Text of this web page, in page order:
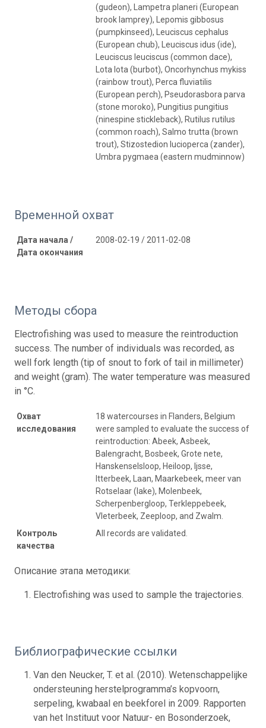
(gudeon), Lampetra planeri (European
brook lamprey), Lepomis gibbosus
(pumpkinseed), Leuciscus cephalus
(European chub), Leuciscus idus (ide),
Leuciscus leuciscus (common dace),
Lota lota (burbot), Oncorhynchus mykiss
(rainbow trout), Perca fluviatilis
(European perch), Pseudorasbora parva
(stone moroko), Pungitius pungitius
(ninespine stickleback), Rutilus rutilus
(common roach), Salmo trutta (brown
trout), Stizostedion lucioperca (zander),
Umbra pygmaea (eastern mudminnow)
Временной охват
Дата начала /
Дата окончания
2008-02-19 / 2011-02-08
Методы сбора
Electrofishing was used to measure the reintroduction
success. The number of individuals was recorded, as
well fork length (tip of snout to fork of tail in millimeter)
and weight (gram). The water temperature was measured
in °C.
Охват
исследования
18 watercourses in Flanders, Belgium
were sampled to evaluate the success of
reintroduction: Abeek, Asbeek,
Balengracht, Bosbeek, Grote nete,
Hanskenselsloop, Heiloop, Ijsse,
Itterbeek, Laan, Maarkebeek, meer van
Rotselaar (lake), Molenbeek,
Scherpenbergloop, Terkleppebeek,
Vleterbeek, Zeeploop, and Zwalm.
Контроль
качества
All records are validated.
Описание этапа методики:
Electrofishing was used to sample the trajectories.
Библиографические ссылки
Van den Neucker, T. et al. (2010). Wetenschappelijke
ondersteuning herstelprogramma’s kopvoorn,
serpeling, kwabaal en beekforel in 2009. Rapporten
van het Instituut voor Natuur- en Bosonderzoek,